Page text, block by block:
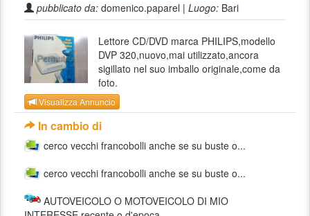
pubblicato da: domenico.paparel | Luogo: Bari
Lettore CD/DVD marca PHILIPS,modello
DVP 320,nuovo,mai utilizzato,ancora
sigillato nel suo imballo originale,come da
foto.
Visualizza Annuncio
In cambio di
cerco vecchi francobolli anche se su buste o...
cerco vecchi francobolli anche se su buste o...
AUTOVEICOLO O MOTOVEICOLO DI MIO